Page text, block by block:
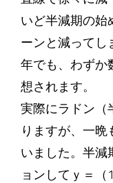
いど半減期の始
ーンと減ってし
年でも、わずか
想されます。
実際にラドン（
りますが、一晩
いました。半減
ョンしてｙ＝